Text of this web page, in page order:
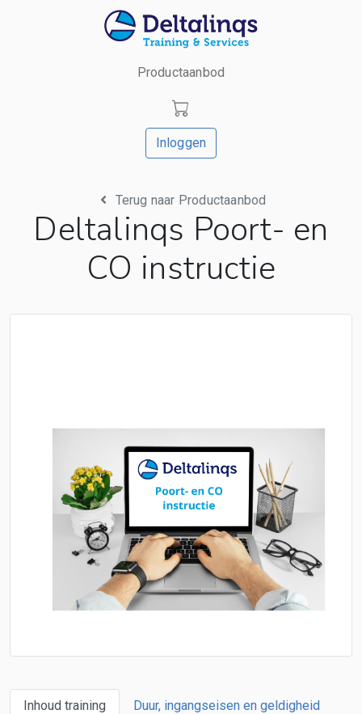
Productaanbod
Inloggen
Terug naar Productaanbod
Deltalinqs Poort- en
CO instructie
Inhoud training Duur, ingangseisen en geldigheid